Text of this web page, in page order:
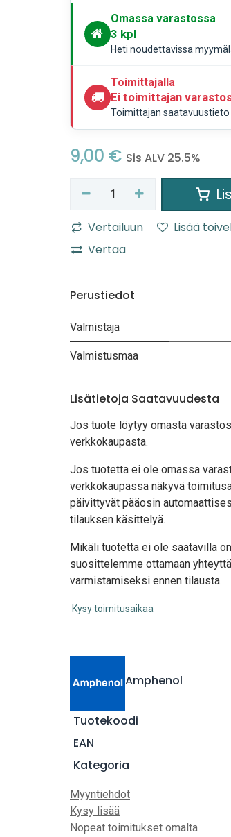
Omassa varastossa
3 kpl
Heti noudettavissa
Toimittajalla
Ei toimittajan
Toimittajan saatavuustieto
9,00 € Sis ALV 25.5%
Vertailuun Lisää
Vertaa
Perustiedot
Valmistaja
Valmistusmaa
Lisätietoja Saatavuudesta
Jos tuote löytyy omasta
verkkokaupasta.
Jos tuotetta ei ole omassa
verkkokaupassa näkyvä
päivittyvät pääosin
tilauksen käsittelyä.
Mikäli tuotetta ei ole saatavilla
suosittelemme ottamaan
varmistamiseksi ennen tilausta.
Kysy toimitusaikaa
Amphenol
Tuotekoodi
EAN
Kategoria
Myyntiehdot
Kysy lisää
Nopeat toimitukset omalta